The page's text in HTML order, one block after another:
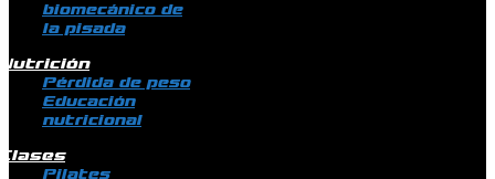
biomecánico de
la pisada
Pérdida de peso
Educación
nutricional
Pilates